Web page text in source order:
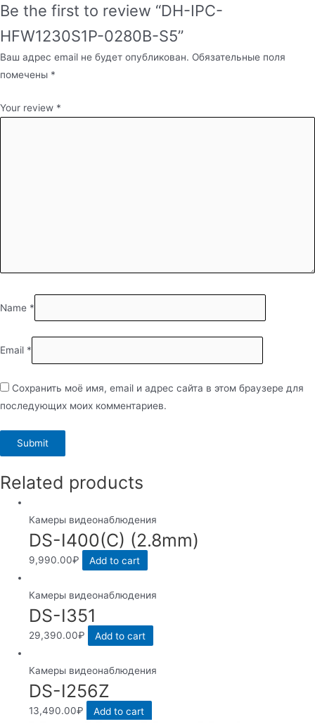
Be the first to review “DH-IPC-
HFW1230S1P-0280B-S5”
Ваш адрес email не будет опубликован. Обязательные поля
помечены *
Your review *
Name *
Email *
Сохранить моё имя, email и адрес сайта в этом браузере для
последующих моих комментариев.
Related products
Камеры видеонаблюдения
DS-I400(C) (2.8mm)
9,990.00₽ Add to cart
Камеры видеонаблюдения
DS-I351
29,390.00₽ Add to cart
Камеры видеонаблюдения
DS-I256Z
13,490.00₽ Add to cart